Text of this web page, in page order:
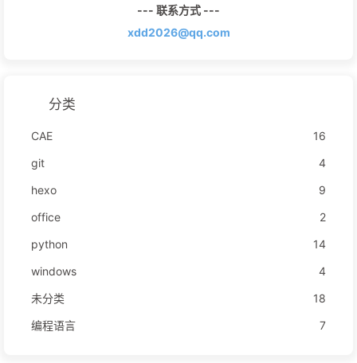
--- 联系方式 ---
xdd2026@qq.com
分类
CAE
16
git
4
hexo
9
office
2
python
14
windows
4
未分类
18
编程语言
7